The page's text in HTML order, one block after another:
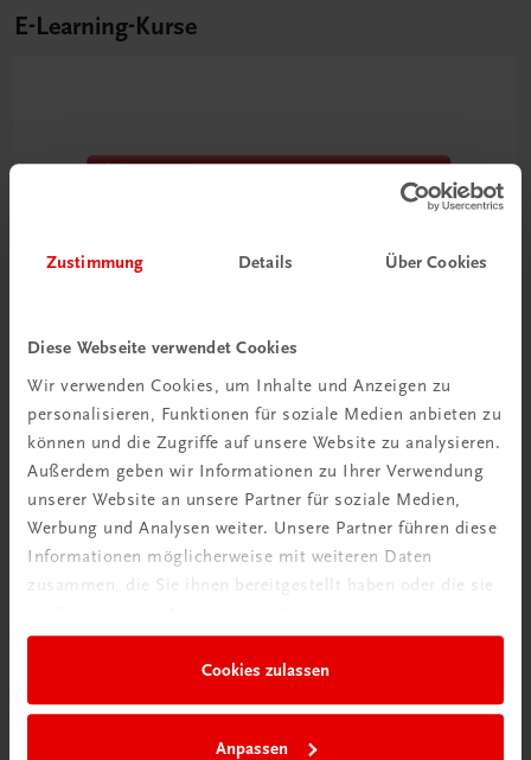
Zustimmung Details Über Cookies
Diese Webseite verwendet Cookies
Wir verwenden Cookies, um Inhalte und Anzeigen zu
personalisieren, Funktionen für soziale Medien anbieten zu
können und die Zugriffe auf unsere Website zu analysieren.
Außerdem geben wir Informationen zu Ihrer Verwendung
unserer Website an unsere Partner für soziale Medien,
Werbung und Analysen weiter. Unsere Partner führen diese
Informationen möglicherweise mit weiteren Daten
zusammen, die Sie ihnen bereitgestellt haben oder die sie
Cookies zulassen
Anpassen
E-Learning-Kurse
TRAUNER Akademie
Datensicherheit & Datenschutz im Hotel
Sicher mit sensiblen Daten umgehen